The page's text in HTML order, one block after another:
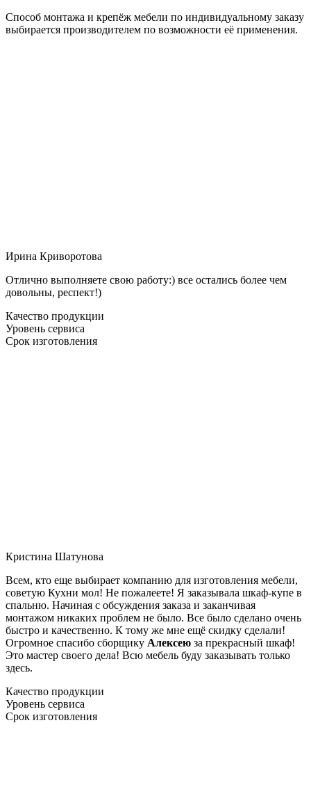
Способ монтажа и крепёж мебели по индивидуальному заказу
выбирается производителем по возможности её применения.
Ирина Криворотова
Отлично выполняете свою работу:) все остались более чем
довольны, респект!)
Качество продукции
Уровень сервиса
Срок изготовления
Кристина Шатунова
Всем, кто еще выбирает компанию для изготовления мебели,
советую Кухни мол! Не пожалеете! Я заказывала шкаф-купе в
спальню. Начиная с обсуждения заказа и заканчивая
монтажом никаких проблем не было. Все было сделано очень
быстро и качественно. К тому же мне ещё скидку сделали!
Огромное спасибо сборщику Алексею за прекрасный шкаф!
Это мастер своего дела! Всю мебель буду заказывать только
здесь.
Качество продукции
Уровень сервиса
Срок изготовления